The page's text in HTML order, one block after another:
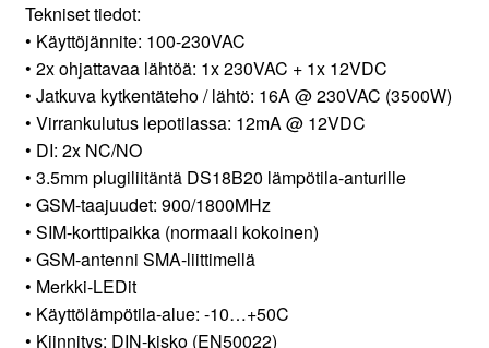
Tekniset tiedot:
• Käyttöjännite: 100-230VAC
• 2x ohjattavaa lähtöä: 1x 230VAC + 1x 12VDC
• Jatkuva kytkentäteho / lähtö: 16A @ 230VAC (3500W)
• Virrankulutus lepotilassa: 12mA @ 12VDC
• DI: 2x NC/NO
• 3.5mm plugiliitäntä DS18B20 lämpötila-anturille
• GSM-taajuudet: 900/1800MHz
• SIM-korttipaikka (normaali kokoinen)
• GSM-antenni SMA-liittimellä
• Merkki-LEDit
• Käyttölämpötila-alue: -10…+50C
• Kiinnitys: DIN-kisko (EN50022)